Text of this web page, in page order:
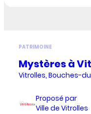
PATRIMOINE
Mystères à
Vitrolles, Bouches-
Proposé par
Ville de Vitrolles